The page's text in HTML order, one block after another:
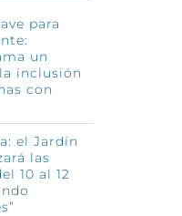
para
un
inclusión
con
el Jardín
las
10 al 12